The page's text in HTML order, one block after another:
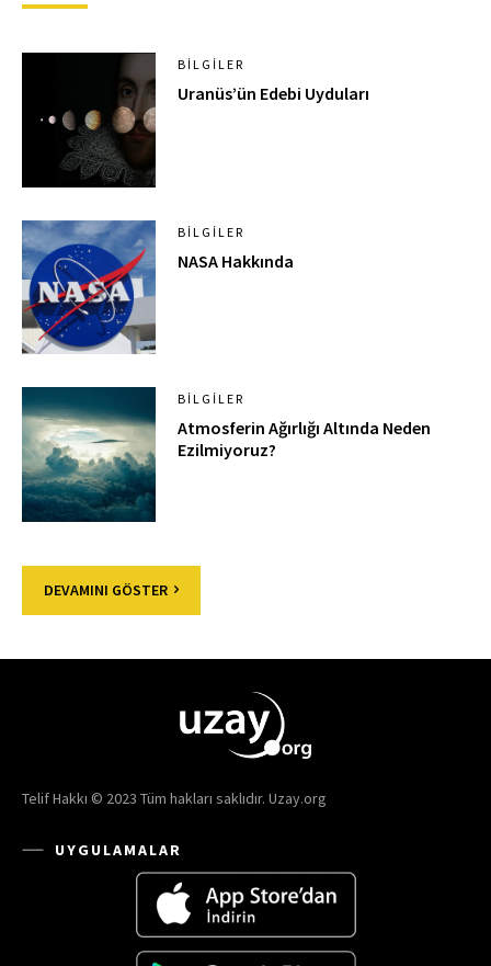
BILGILER
Uranüs’ün Edebi Uyduları
BILGILER
NASA Hakkında
BILGILER
Atmosferin Ağırlığı Altında Neden
Ezilmiyoruz?
DEVAMINI GÖSTER
Telif Hakkı © 2023 Tüm hakları saklıdır. Uzay.org
UYGULAMALAR